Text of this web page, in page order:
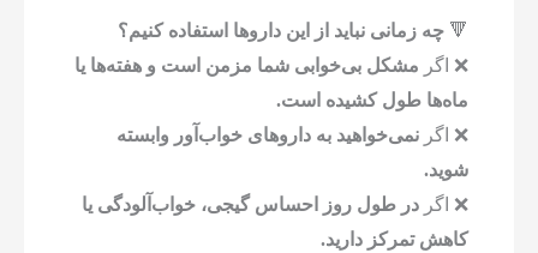
🔻چه زمانی نباید از این داروها استفاده کنیم؟
❌ اگر مشکل بی‌خوابی شما مزمن است و هفته‌ها یا
ماه‌ها طول کشیده است.
❌ اگرنمی‌خواهید به داروهای خواب‌آور وابسته
شوید.
❌ اگردر طول روز احساس گیجی، خواب‌آلودگی یا
کاهش تمرکز دارید.